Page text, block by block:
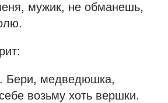
мужик, не обманешь,
Бери, медведюшка,
возьму хоть вершки.